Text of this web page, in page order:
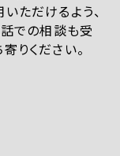
ただけるよう、
での相談も受
りください。